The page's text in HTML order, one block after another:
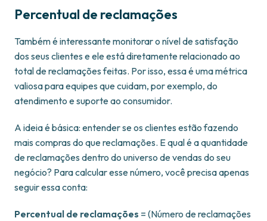
Percentual de reclamações
Também é interessante monitorar o nível de satisfação
dos seus clientes e ele está diretamente relacionado ao
total de reclamações feitas. Por isso, essa é uma métrica
valiosa para equipes que cuidam, por exemplo, do
atendimento e suporte ao consumidor.
A ideia é básica: entender se os clientes estão fazendo
mais compras do que reclamações. E qual é a quantidade
de reclamações dentro do universo de vendas do seu
negócio? Para calcular esse número, você precisa apenas
seguir essa conta:
Percentual de reclamações = (Número de reclamações